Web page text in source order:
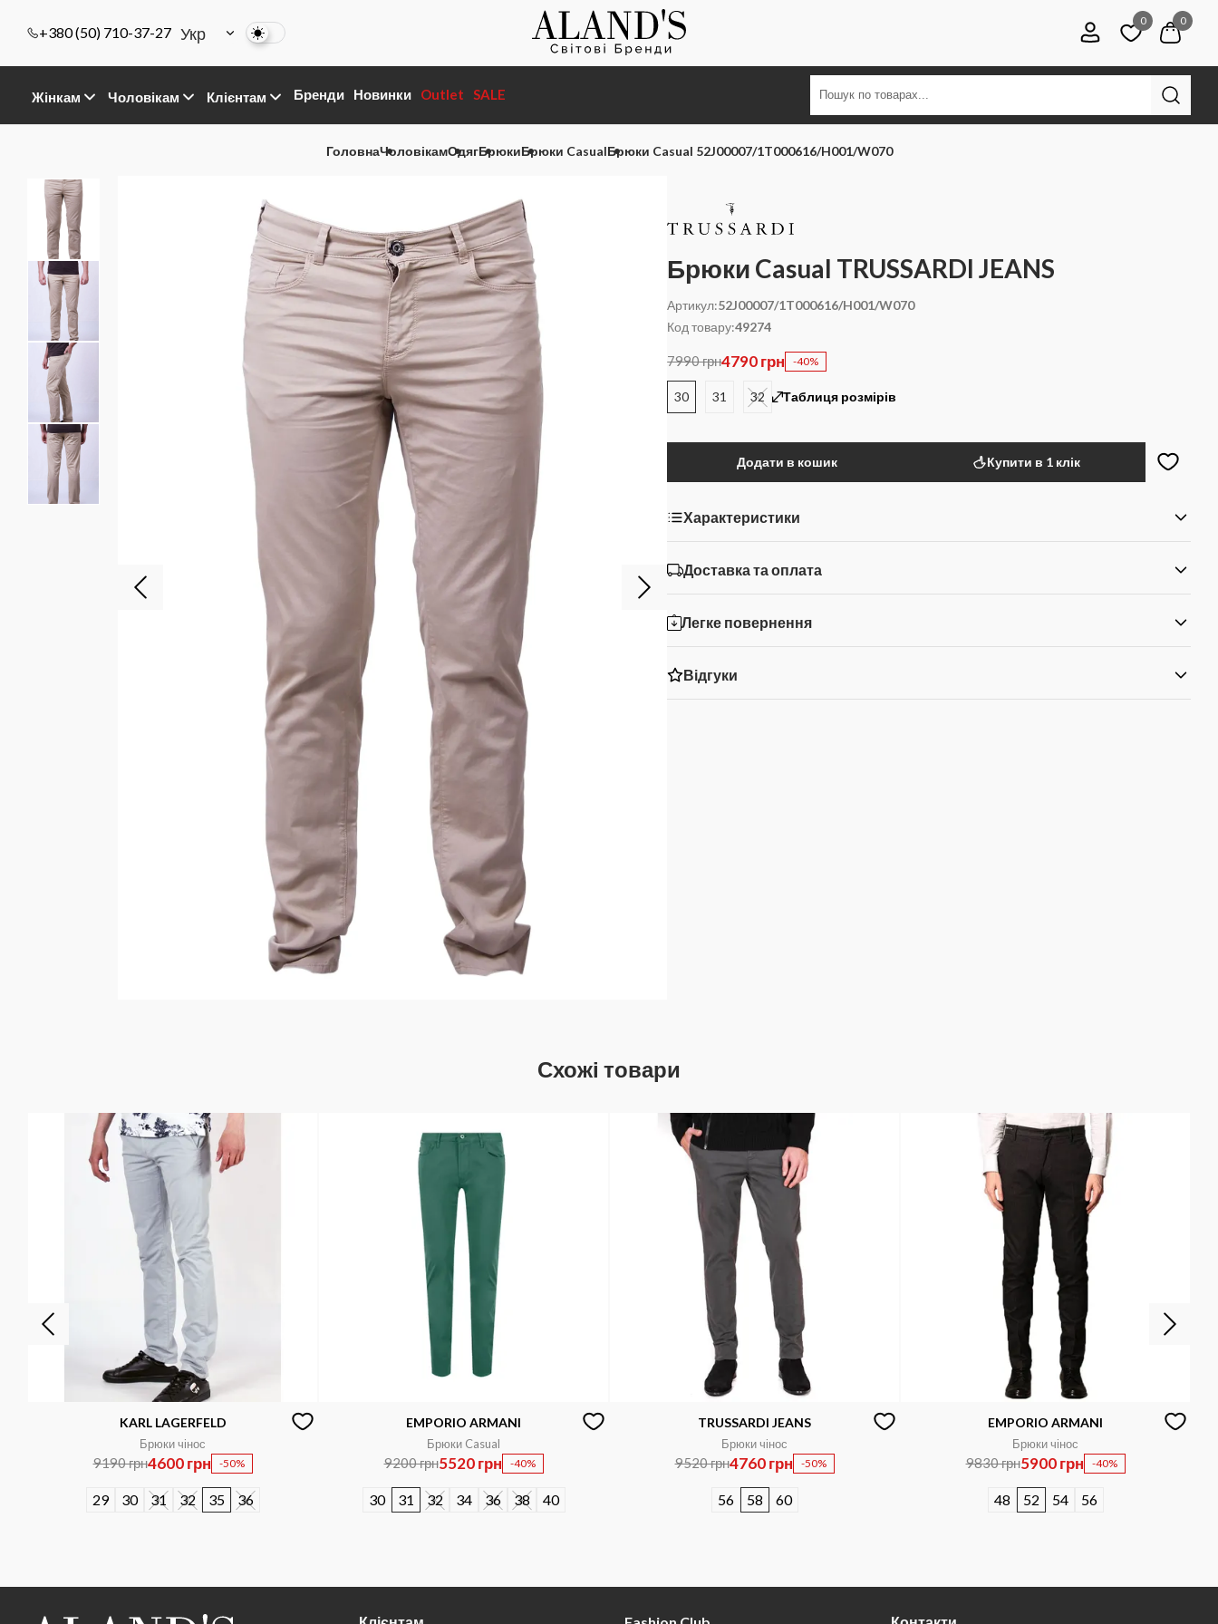
+380 (50) 710-37-27 Укр
0 0
Жінкам Чоловікам Клієнтам Бренди Новинки Outlet SALE
ГоловнаЧоловікамОдягБрюкиБрюки CasualБрюки Casual 52J00007/1T000616/H001/W070
Брюки Casual TRUSSARDI JEANS
Артикул:52J00007/1T000616/H001/W070
Код товару:49274
7990 грн4790 грн -40%
30 31 32 Таблиця розмірів
Додати в кошик Купити в 1 клік
Характеристики
Доставка та оплата
Легке повернення
Відгуки
Схожі товари
KARL LAGERFELD
Брюки чінос
9190 грн4600 грн -50%
29 30 31 32 35 36
EMPORIO ARMANI
Брюки Casual
9200 грн5520 грн -40%
30 31 32 34 36 38 40
TRUSSARDI JEANS
Брюки чінос
9520 грн4760 грн -50%
56 58 60
EMPORIO ARMANI
Брюки чінос
9830 грн5900 грн -40%
48 52 54 56